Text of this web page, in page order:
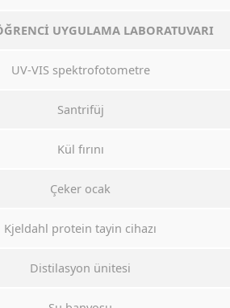
UYGULAMA LABORATUVARI
UV-VIS spektrofotometre
Santrifüj
Kül fırını
Çeker ocak
Kjeldahl protein tayin cihazı
Distilasyon ünitesi